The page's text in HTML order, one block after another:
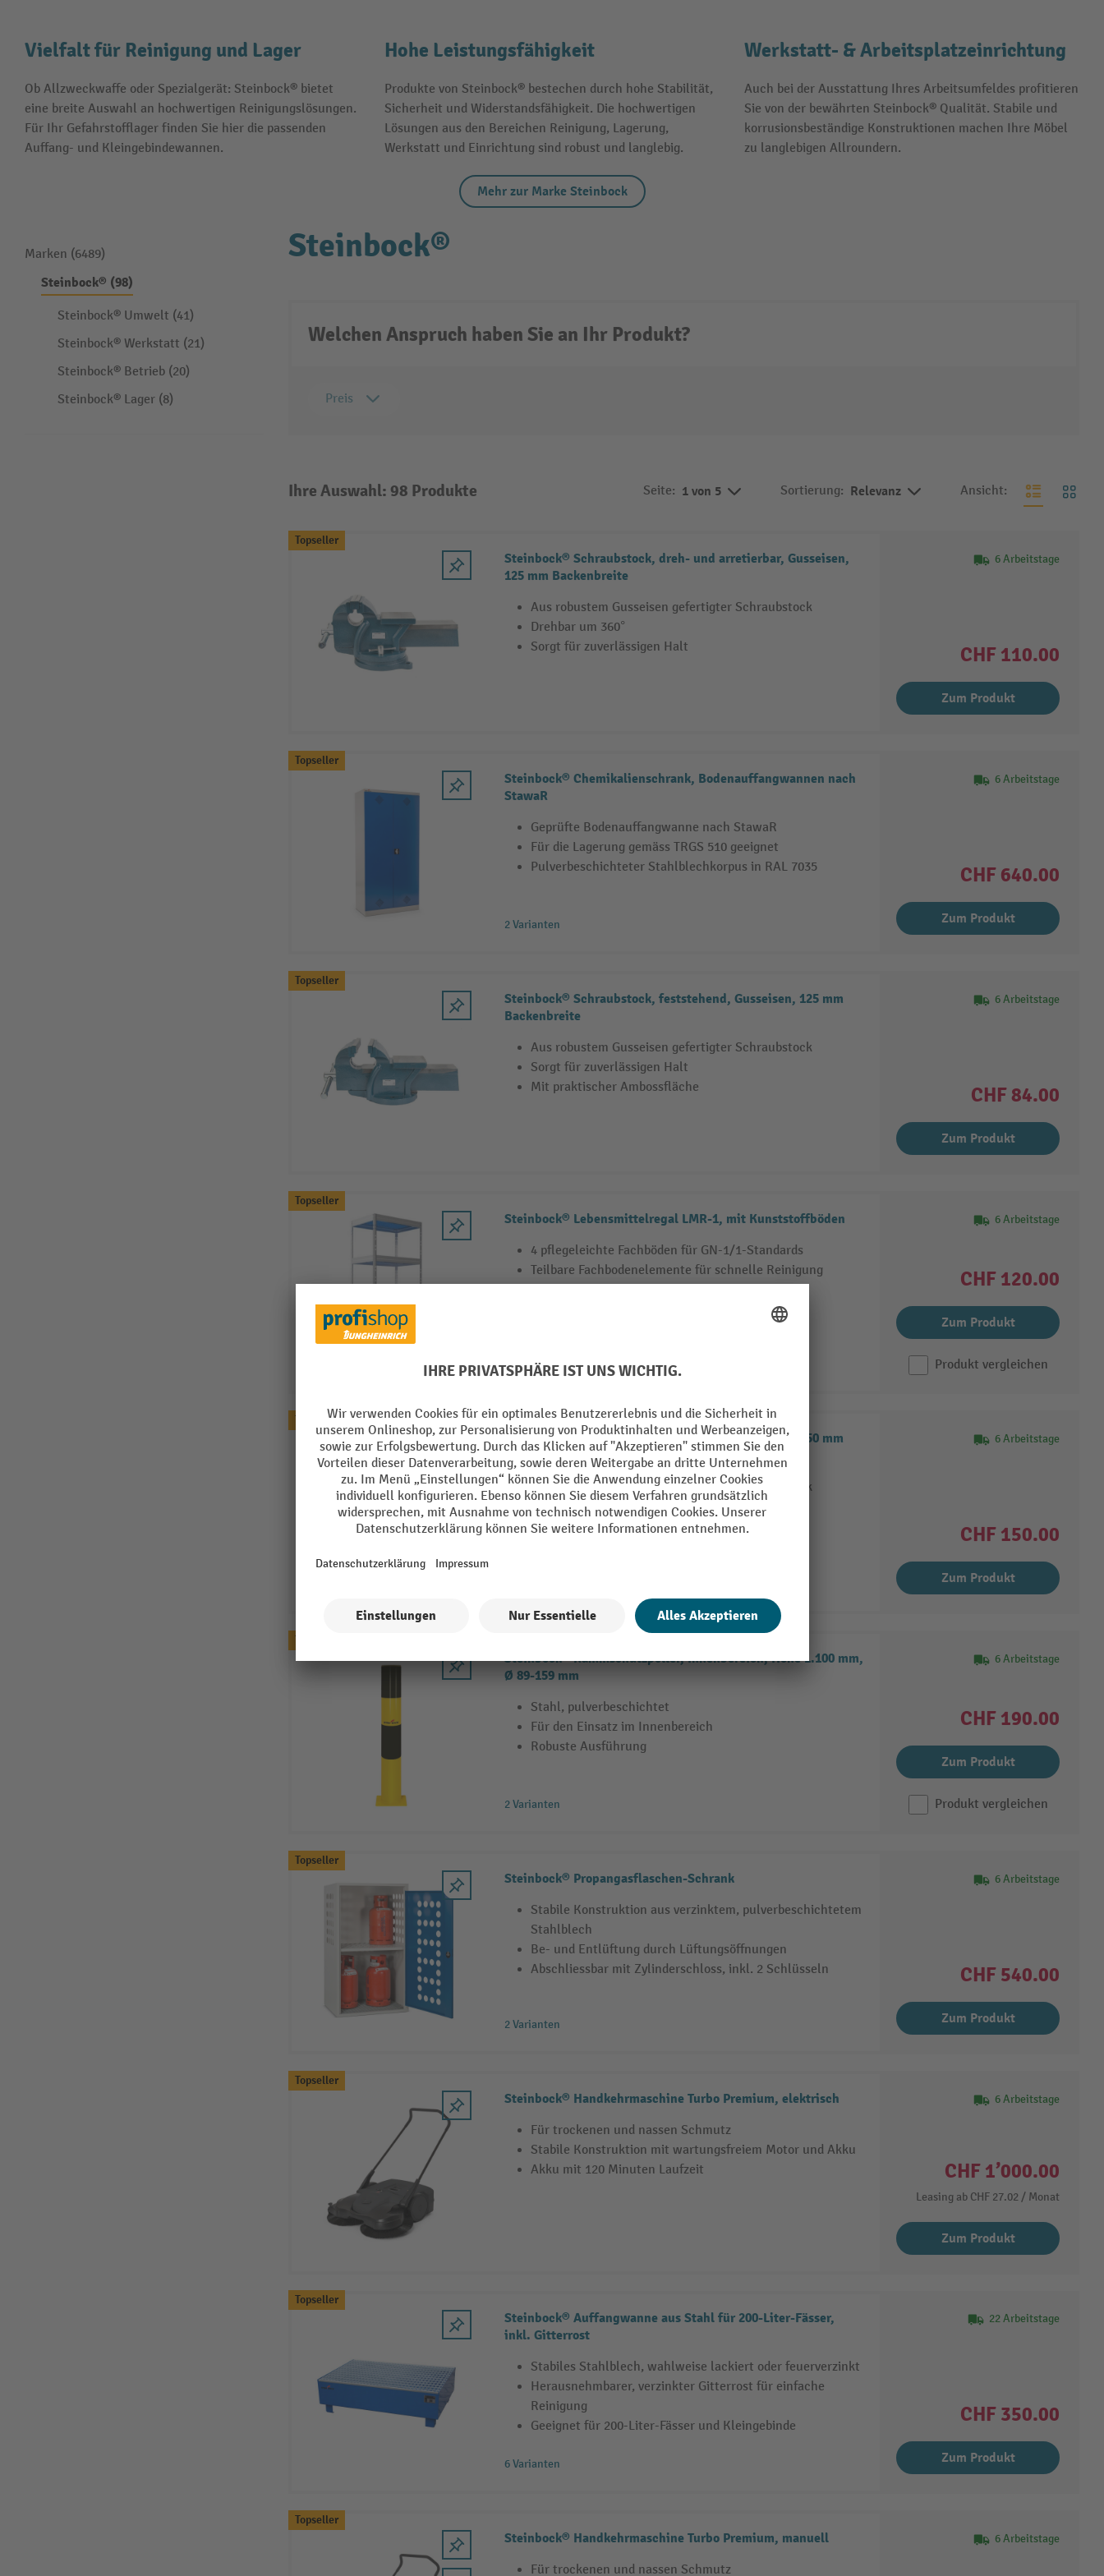
Vielfalt für Reinigung und Lager
Ob Allzweckwaffe oder Spezialgerät: Steinbock® bietet
eine breite Auswahl an hochwertigen Reinigungslösungen.
Für Ihr Gefahrstofflager finden Sie hier die passenden
Auffang- und Kleingebindewannen.
Hohe Leistungsfähigkeit
Produkte von Steinbock® bestechen durch hohe Stabilität,
Sicherheit und Widerstandsfähigkeit. Die hochwertigen
Lösungen aus den Bereichen Reinigung, Lagerung,
Werkstatt und Einrichtung sind robust und langlebig.
Werkstatt- & Arbeitsplatzeinrichtung
Auch bei der Ausstattung Ihres Arbeitsumfeldes profitieren
Sie von der bewährten Steinbock® Qualität. Stabile und
korrusionsbeständige Konstruktionen machen Ihre Möbel
zu langlebigen Allroundern.
Mehr zur Marke Steinbock
Marken (6489)
Steinbock® (98)
Steinbock® Umwelt (41)
Steinbock® Werkstatt (21)
Steinbock® Betrieb (20)
Steinbock® Lager (8)
Steinbock®
Welchen Anspruch haben Sie an Ihr Produkt?
Preis
Ihre Auswahl: 98 Produkte Seite: 1 von 5 Sortierung: Relevanz Ansicht:
Topseller
Steinbock® Schraubstock, dreh- und arretierbar, Gusseisen,
125 mm Backenbreite
Aus robustem Gusseisen gefertigter Schraubstock
Drehbar um 360°
Sorgt für zuverlässigen Halt
6 Arbeitstage
CHF 110.00
Zum Produkt
Topseller
Steinbock® Chemikalienschrank, Bodenauffangwannen nach
StawaR
Geprüfte Bodenauffangwanne nach StawaR
Für die Lagerung gemäss TRGS 510 geeignet
Pulverbeschichteter Stahlblechkorpus in RAL 7035
2 Varianten
6 Arbeitstage
CHF 640.00
Zum Produkt
Topseller
Steinbock® Schraubstock, feststehend, Gusseisen, 125 mm
Backenbreite
Aus robustem Gusseisen gefertigter Schraubstock
Sorgt für zuverlässigen Halt
Mit praktischer Ambossfläche
6 Arbeitstage
CHF 84.00
Zum Produkt
Topseller
Steinbock® Lebensmittelregal LMR-1, mit Kunststoffböden
4 pflegeleichte Fachböden für GN-1/1-Standards
Teilbare Fachbodenelemente für schnelle Reinigung
3 Varianten
6 Arbeitstage
CHF 120.00
Zum Produkt
Produkt vergleichen
Topseller
Steinbock® Schraubstock, feststehend, Gusseisen, 150 mm
Backenbreite
Aus robustem Gusseisen gefertigter Schraubstock
Sorgt für zuverlässigen Halt
Mit praktischer Ambossfläche
6 Arbeitstage
CHF 150.00
Zum Produkt
Topseller
Steinbock® Rammschutzpoller, Innenbereich, Höhe 1.100 mm,
Ø 89-159 mm
Stahl, pulverbeschichtet
Für den Einsatz im Innenbereich
Robuste Ausführung
2 Varianten
6 Arbeitstage
CHF 190.00
Zum Produkt
Produkt vergleichen
Topseller
Steinbock® Propangasflaschen-Schrank
Stabile Konstruktion aus verzinktem, pulverbeschichtetem
Stahlblech
Be- und Entlüftung durch Lüftungsöffnungen
Abschliessbar mit Zylinderschloss, inkl. 2 Schlüsseln
2 Varianten
6 Arbeitstage
CHF 540.00
Zum Produkt
Topseller
Steinbock® Handkehrmaschine Turbo Premium, elektrisch
Für trockenen und nassen Schmutz
Stabile Konstruktion mit wartungsfreiem Motor und Akku
Akku mit 120 Minuten Laufzeit
6 Arbeitstage
CHF 1’000.00
Leasing ab CHF 27.02 / Monat
Zum Produkt
Topseller
Steinbock® Auffangwanne aus Stahl für 200-Liter-Fässer,
inkl. Gitterrost
Stabiles Stahlblech, wahlweise lackiert oder feuerverzinkt
Herausnehmbarer, verzinkter Gitterrost für einfache
Reinigung
Geeignet für 200-Liter-Fässer und Kleingebinde
6 Varianten
22 Arbeitstage
CHF 350.00
Zum Produkt
Topseller
Steinbock® Handkehrmaschine Turbo Premium, manuell
Für trockenen und nassen Schmutz
6 Arbeitstage